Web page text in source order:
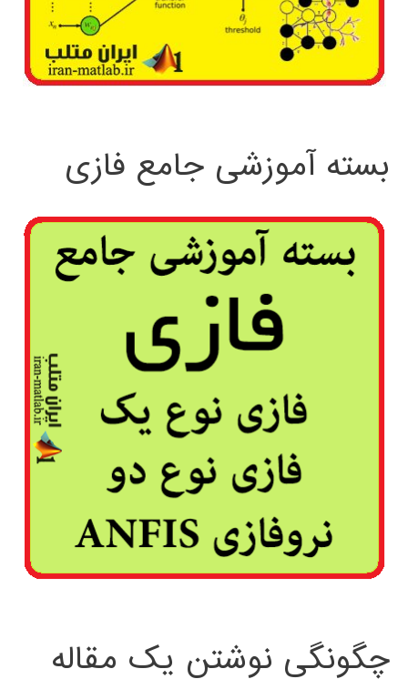
بسته آموزشی جامع فازی
چگونگی نوشتن یک مقاله